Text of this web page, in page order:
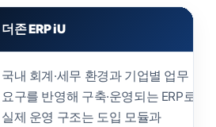
더존 ERP iU
국내 회계·세무 환경과 기업별 업무
요구를 반영해 구축·운영되는 ERP로,
실제 운영 구조는 도입 모듈과